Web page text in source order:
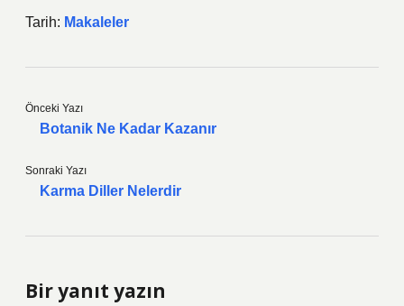
Tarih: Makaleler
Önceki Yazı
Botanik Ne Kadar Kazanır
Sonraki Yazı
Karma Diller Nelerdir
Bir yanıt yazın